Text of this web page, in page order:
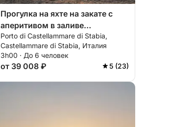
Прогулка на яхте на закате с
аперитивом в заливе
Кастелламмаре.
Porto di Castellammare di Stabia,
Castellammare di Stabia, Италия
3h00 · До 6 человек
от 39 008 ₽ 5 (23)